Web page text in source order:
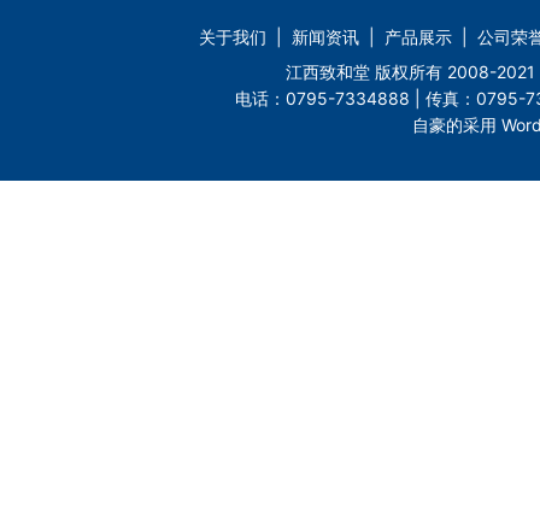
关于我们 新闻资讯 产品展示
公司荣
江西致和堂 版权所有 2008-
电话：0795-7334888 | 传真：0795-
自豪的采用